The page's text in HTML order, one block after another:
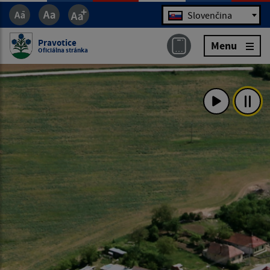
Jazyk Slovenčina
Pravotice
Oficiálna stránka Menu